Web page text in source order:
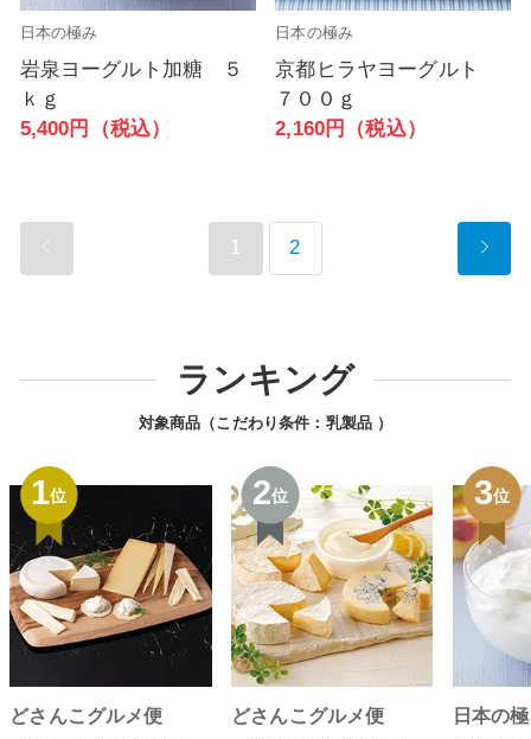
日本の極み
岩泉ヨーグルト加糖 ５
ｋｇ
5,400円（税込）
日本の極み
京都ヒラヤヨーグルト
７００ｇ
2,160円（税込）
1 2
ランキング
対象商品（こだわり条件： 乳製品 ）
1位
どさんこグルメ便
2位
どさんこグルメ便
3位
日本の